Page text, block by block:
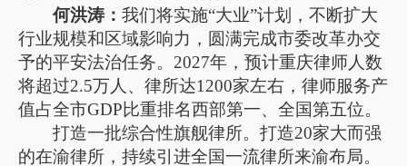
何洪涛：我们将实施“大业”计划，不断扩大
行业规模和区域影响力，圆满完成市委改革办交
予的平安法治任务。2027年，预计重庆律师人数
将超过2.5万人、律所达1200家左右，律师服务产
值占全市GDP比重排名西部第一、全国第五位。
打造一批综合性旗舰律所。打造20家大而强
的在渝律所，持续引进全国一流律所来渝布局。